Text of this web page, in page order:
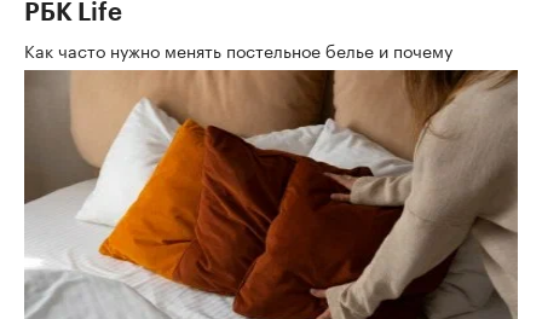
РБК Life
Как часто нужно менять постельное белье и почему